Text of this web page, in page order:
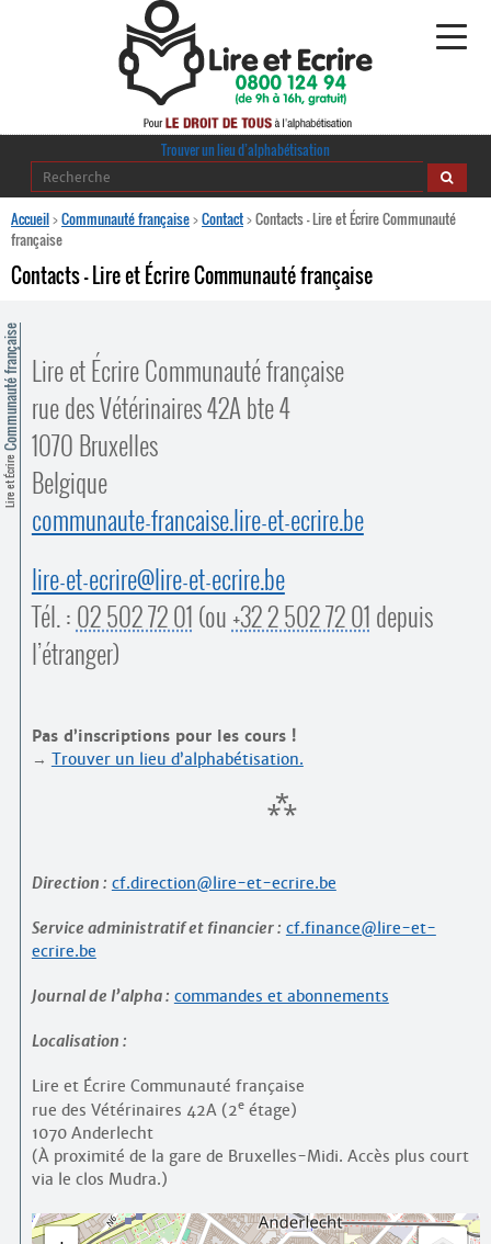
Alphabétisation
Agir pour l’alpha
Publications
Ressources pédagogiques
Comprendre et parler
Trouver un lieu d’alphabétisation
Accueil>Communauté française>Contact>Contacts – Lire et Écrire Communauté
française
Contacts – Lire et Écrire Communauté française
Lire et Écrire
Communauté française Lire et Écrire Communauté française
rue des Vétérinaires 42A bte 4
1070 Bruxelles
Belgique
communaute-francaise.lire-et-ecrire.be
lire-et-ecrire@lire-et-ecrire.be
Tél. : 02 502 72 01 (ou +32 2 502 72 01 depuis
l’étranger)
Pas d’inscriptions pour les cours !
→ Trouver un lieu d’alphabétisation.
Direction : cf.direction@lire-et-ecrire.be
Service administratif et financier : cf.finance@lire-et-
ecrire.be
Journal de l’alpha : commandes et abonnements
Localisation :
Lire et Écrire Communauté française
rue des Vétérinaires 42A (2eétage)
1070 Anderlecht
(À proximité de la gare de Bruxelles-Midi. Accès plus court
via le clos Mudra.)